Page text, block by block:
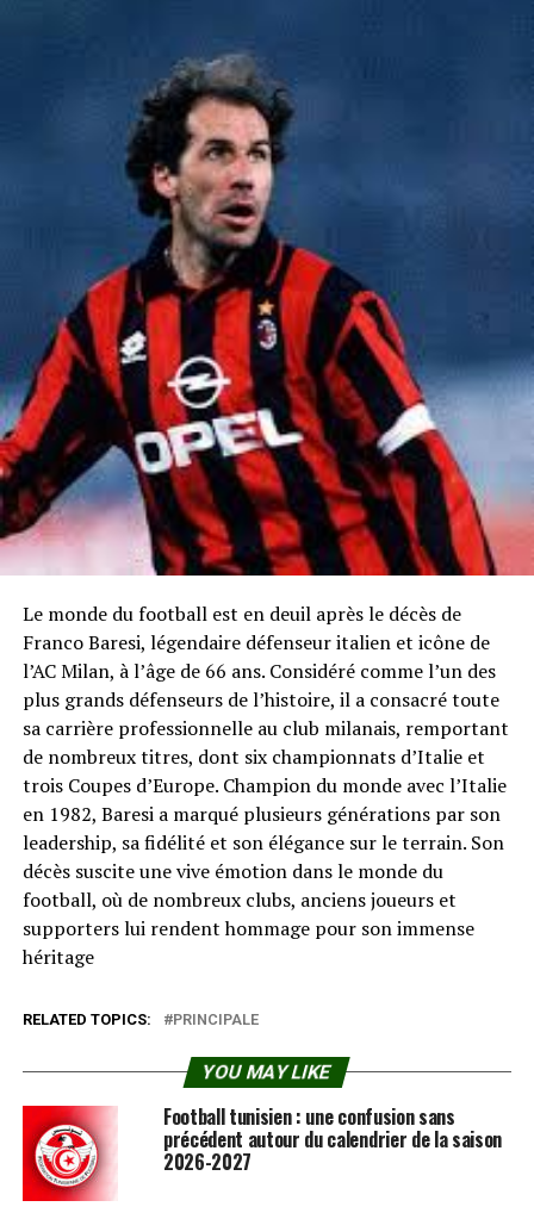
Le monde du football est en deuil après le décès de
Franco Baresi, légendaire défenseur italien et icône de
l’AC Milan, à l’âge de 66 ans. Considéré comme l’un des
plus grands défenseurs de l’histoire, il a consacré toute
sa carrière professionnelle au club milanais, remportant
de nombreux titres, dont six championnats d’Italie et
trois Coupes d’Europe. Champion du monde avec l’Italie
en 1982, Baresi a marqué plusieurs générations par son
leadership, sa fidélité et son élégance sur le terrain. Son
décès suscite une vive émotion dans le monde du
football, où de nombreux clubs, anciens joueurs et
supporters lui rendent hommage pour son immense
héritage
RELATED TOPICS: PRINCIPALE
YOU MAY LIKE
Football tunisien : une confusion sans
précédent autour du calendrier de la saison
2026-2027